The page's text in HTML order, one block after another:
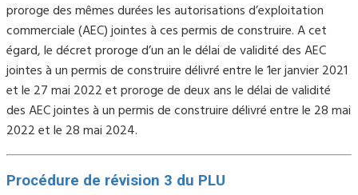
proroge des mêmes durées les autorisations d’exploitation
commerciale (AEC) jointes à ces permis de construire. A cet
égard, le décret proroge d’un an le délai de validité des AEC
jointes à un permis de construire délivré entre le 1er janvier 2021
et le 27 mai 2022 et proroge de deux ans le délai de validité
des AEC jointes à un permis de construire délivré entre le 28 mai
2022 et le 28 mai 2024.
Procédure de révision 3 du PLU